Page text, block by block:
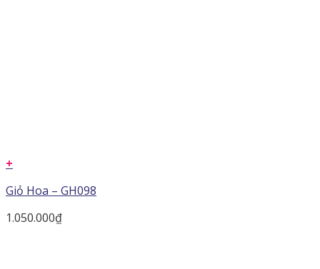
+
Giỏ Hoa – GH098
1.050.000₫